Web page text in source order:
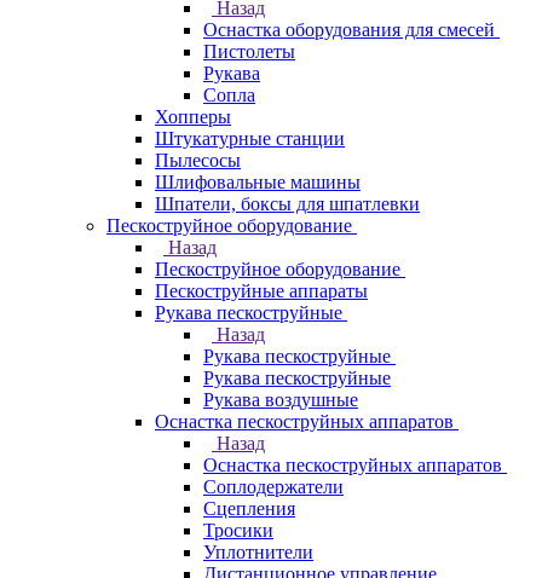
Назад
Оснастка оборудования для смесей
Пистолеты
Рукава
Сопла
Хопперы
Штукатурные станции
Пылесосы
Шлифовальные машины
Шпатели, боксы для шпатлевки
Пескоструйное оборудование
Назад
Пескоструйное оборудование
Пескоструйные аппараты
Рукава пескоструйные
Назад
Рукава пескоструйные
Рукава пескоструйные
Рукава воздушные
Оснастка пескоструйных аппаратов
Назад
Оснастка пескоструйных аппаратов
Соплодержатели
Сцепления
Тросики
Уплотнители
Дистанционное управление